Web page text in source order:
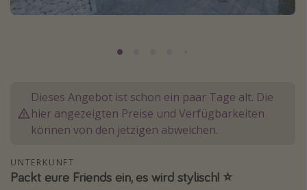
Normandie Urlaub
Krabi Urlaub
Tulum Urlaub
Japan Rundreise
Dieses Angebot ist schon ein paar Tage alt. Die
hier angezeigten Preise und Verfügbarkeiten
können von den jetzigen abweichen.
UNTERKUNFT
Packt eure Friends ein, es wird stylisch! ⭐️